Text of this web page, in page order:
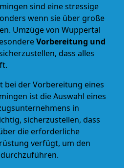
sind eine stressige
wenn sie über große
Umzüge von Wuppertal
Vorbereitung und
dass alles
bei der Vorbereitung eines
ist die Auswahl eines
in
sicherzustellen, dass
die erforderliche
verfügt, um den